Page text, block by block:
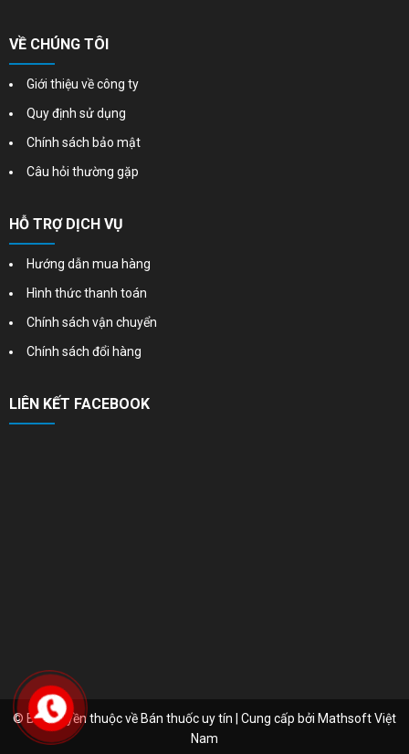
VỀ CHÚNG TÔI
Giới thiệu về công ty
Quy định sử dụng
Chính sách bảo mật
Câu hỏi thường gặp
HỖ TRỢ DỊCH VỤ
Hướng dẫn mua hàng
Hình thức thanh toán
Chính sách vận chuyển
Chính sách đổi hàng
LIÊN KẾT FACEBOOK
© Bản quyền thuộc về Bán thuốc uy tín | Cung cấp bởi Mathsoft Việt
Nam